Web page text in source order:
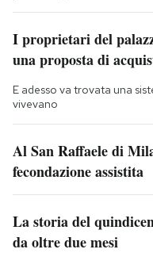
I proprietari del
una proposta di
E adesso va trovata una
vivevano
Al San Raffaele di
fecondazione assistita
La storia del
da oltre due mesi